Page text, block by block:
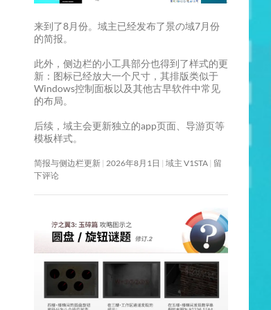
来到了8月份。域主已经发布了景の域7月份
的简报。
此外，侧边栏的小工具部分也得到了样式的更
新：图标已经放大一个尺寸，其排版类似于
Windows控制面板以及其他古早软件中常见
的布局。
后续，域主会更新独立的app页面、导游页等
模板样式。
简报与侧边栏更新 2026年8月1日 域主 V1STA 留
下评论